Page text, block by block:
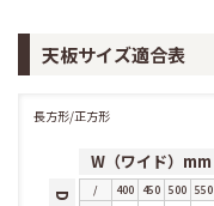
天板サイズ適合表
長方形/正方形
W（ワイド）mm
/ 400 450 500 550